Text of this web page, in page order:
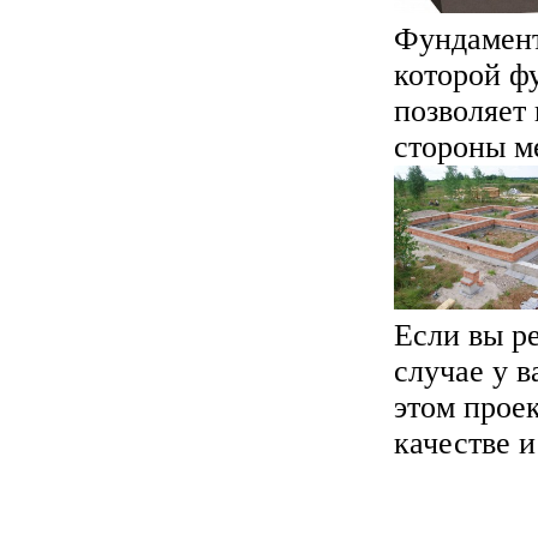
которой
стороны
Если вы
случае у
этом
качестве